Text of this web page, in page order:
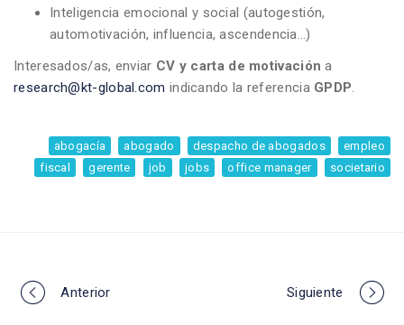
Inteligencia emocional y social (autogestión,
automotivación, influencia, ascendencia…)
Interesados/as, enviar CV y carta de motivación a
research@kt-global.com indicando la referencia GPDP
abogacía abogado despacho de abogados
empleo
fiscal
gerente job jobs office manager societario
Portfolio
Anterior Siguiente